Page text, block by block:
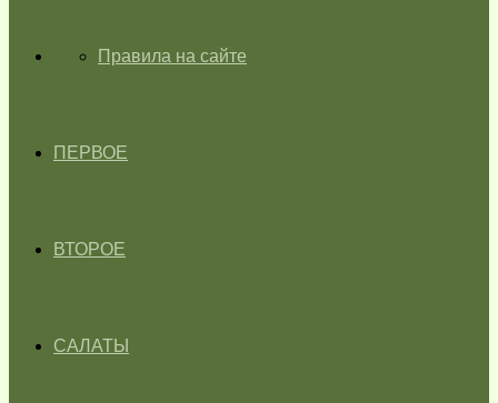
ГЛАВНАЯПравила на сайте
ПЕРВОЕ
ВТОРОЕ
САЛАТЫ